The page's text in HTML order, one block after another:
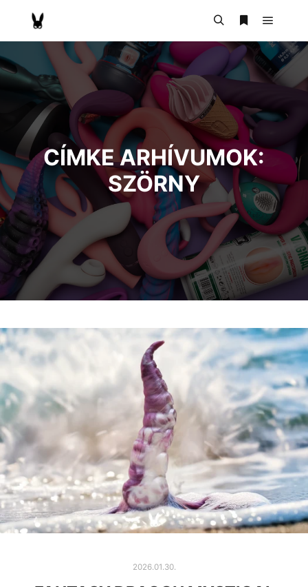
CÍMKE ARHÍVUMOK:
SZÖRNY
2026.01.30.